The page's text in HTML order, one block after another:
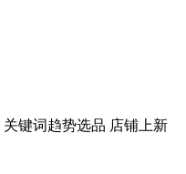
关键词趋势选品 店铺上新